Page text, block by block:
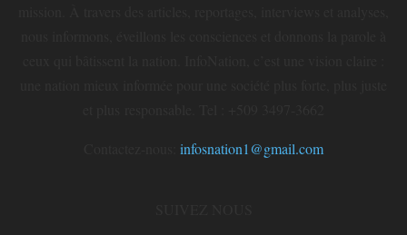
infosnation1@gmail.com